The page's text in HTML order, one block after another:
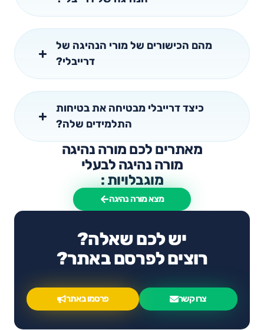
מהם הכישורים של מורי הנהיגה של
דרייבלי?
כיצד דרייבלי מבטיחה את בטיחות
התלמידים שלה?
מאתרים לכם מורה נהיגה
מורה נהיגה לבעלי
מוגבלויות :
מצא מורה נהיגה
יש לכם שאלה?
רוצים לפרסם באתר?
צרו קשר פרסמו באתר